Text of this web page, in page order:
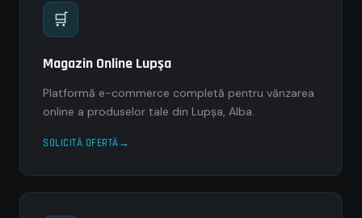
🛒
Magazin Online Lupşa
Platformă e-commerce completă pentru vânzarea
online a produselor tale din Lupşa, Alba.
SOLICITĂ OFERTĂ